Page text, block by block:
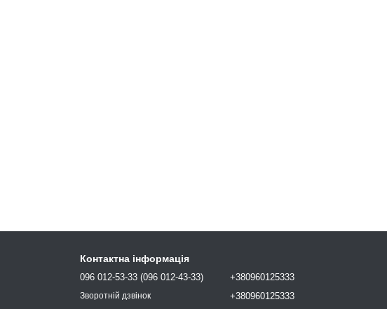
Контактна інформація
096 012-53-33 (096 012-43-33)
Зворотній дзвінок
+380960125333
+380960125333